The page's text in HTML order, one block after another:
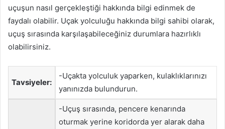
uçuşun nasıl gerçekleştiği hakkında bilgi edinmek de
faydalı olabilir. Uçak yolculuğu hakkında bilgi sahibi olarak,
uçuş sırasında karşılaşabileceğiniz durumlara hazırlıklı
olabilirsiniz.
Tavsiyeler:
-Uçakta yolculuk yaparken, kulaklıklarınızı
yanınızda bulundurun.
-Uçuş sırasında, pencere kenarında
oturmak yerine koridorda yer alarak daha